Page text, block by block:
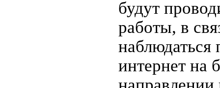
будут
работы, в
интернет на